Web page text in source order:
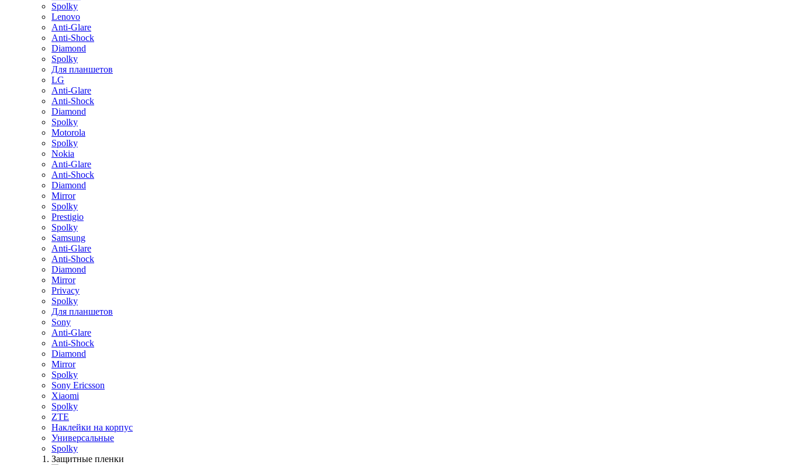
Spolky
Lenovo
Anti-Glare
Anti-Shock
Diamond
Spolky
Для планшетов
LG
Anti-Glare
Anti-Shock
Diamond
Spolky
Motorola
Spolky
Nokia
Anti-Glare
Anti-Shock
Diamond
Mirror
Spolky
Prestigio
Spolky
Samsung
Anti-Glare
Anti-Shock
Diamond
Mirror
Privacy
Spolky
Для планшетов
Sony
Anti-Glare
Anti-Shock
Diamond
Mirror
Spolky
Sony Ericsson
Xiaomi
Spolky
ZTE
Наклейки на корпус
Универсальные
Spolky
Защитные пленки